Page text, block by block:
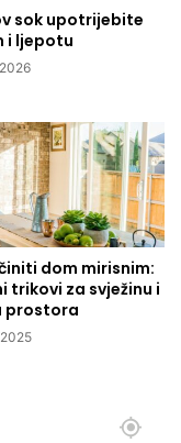
sok upotrijebite
i ljepotu
dom mirisnim:
trikovi za svježinu i
prostora